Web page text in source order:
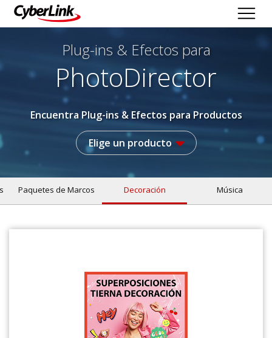
Plug-ins & Efectos para
PhotoDirector
Encuentra Plug-ins & Efectos para Productos
Elige un producto
Paquetes de Marcos Decoración Música